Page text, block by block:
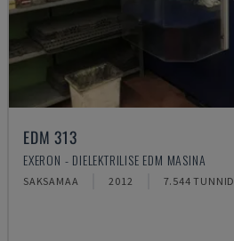
EDM 313
EXERON - DIELEKTRILISE EDM MASINA
SAKSAMAA 2012 7.544 TUNNID